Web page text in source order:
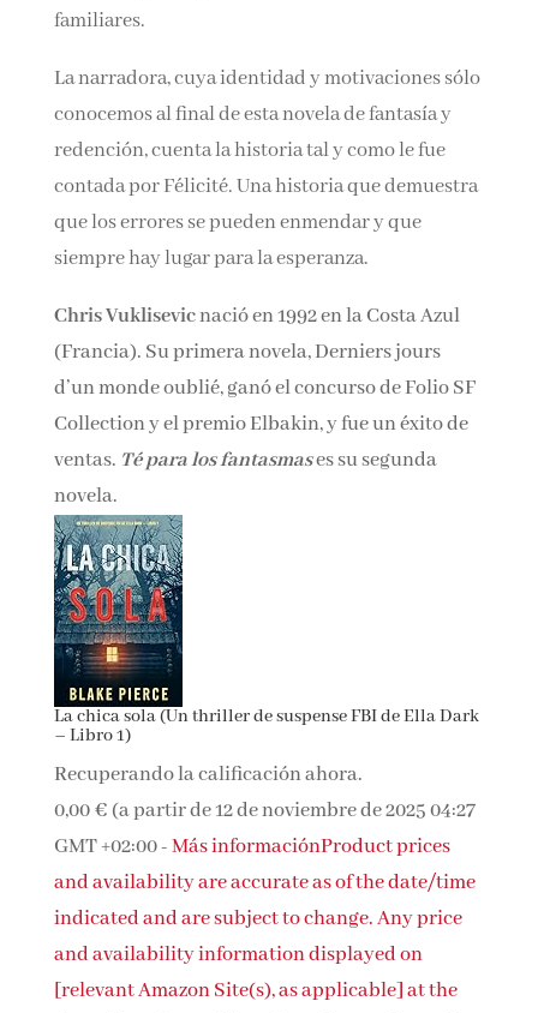
familiares.
La narradora, cuya identidad y motivaciones sólo
conocemos al final de esta novela de fantasía y
redención, cuenta la historia tal y como le fue
contada por Félicité. Una historia que demuestra
que los errores se pueden enmendar y que
siempre hay lugar para la esperanza.
Chris Vuklisevicnació en 1992 en la Costa Azul
(Francia). Su primera novela, Derniers jours
d’un monde oublié, ganó el concurso de Folio SF
Collection y el premio Elbakin, y fue un éxito de
ventas. Té para los fantasmases su segunda
novela.
La chica sola (Un thriller de suspense FBI de Ella Dark
– Libro 1)
Recuperando la calificación ahora.
0,00 € (a partir de 12 de noviembre de 2025 04:27
GMT +02:00 -Más informaciónProduct prices
and availability are accurate as of the date/time
indicated and are subject to change. Any price
and availability information displayed on
[relevant Amazon Site(s), as applicable] at the